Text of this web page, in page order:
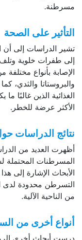
مسرطنة.
التأثير على الصحة
تشير الدراسات إلى أن
إلى طفرات خلوية
الإصابة بأنواع
والبروستاتا والثدي،
الغذائية الذين غالبًا
الأكثر عرضة للخطر.
نتائج الدراسات
أظهرت العديد من
المسرطنات المحتملة
الأبحاث الإشارة إلى
التسرطن محدودة لدى
من الناحية الآلية.
أنواع أخرى من
درست أبحاث أخرى